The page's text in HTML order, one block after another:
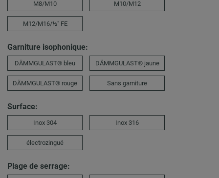
M8/M10 M10/M12
M12/M16/½″ FE
Garniture isophonique:
DÄMMGULAST® bleu DÄMMGULAST® jaune
DÄMMGULAST® rouge Sans garniture
Surface:
Inox 304 Inox 316
électrozingué
Plage de serrage: